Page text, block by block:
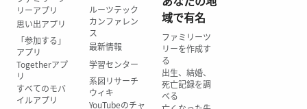
リーアプリ
思い出アプリ
「参加する」
アプリ
Togetherアプ
リ
すべてのモバ
イルアプリ
ルーツテック
カンファレン
ス
最新情報
学習センター
系図リサーチ
ウィキ
YouTubeのチャ
域で有名
ファミリーツ
リーを作成す
る
出生、結婚、
死亡記録を調
べる